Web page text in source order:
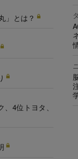
」とは？
4位トヨタ、